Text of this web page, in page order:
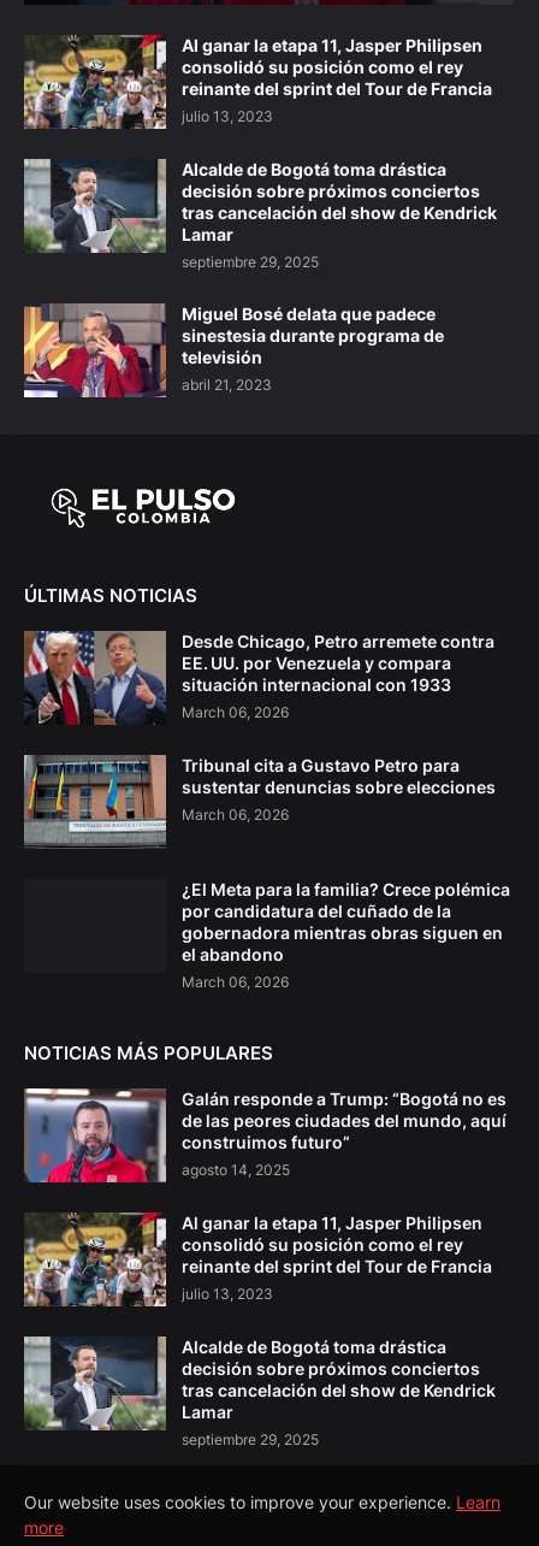
Al ganar la etapa 11, Jasper Philipsen
consolidó su posición como el rey
reinante del sprint del Tour de Francia
julio 13, 2023
Alcalde de Bogotá toma drástica
decisión sobre próximos conciertos
tras cancelación del show de Kendrick
Lamar
septiembre 29, 2025
Miguel Bosé delata que padece
sinestesia durante programa de
televisión
abril 21, 2023
ÚLTIMAS NOTICIAS
Desde Chicago, Petro arremete contra
EE. UU. por Venezuela y compara
situación internacional con 1933
March 06, 2026
Tribunal cita a Gustavo Petro para
sustentar denuncias sobre elecciones
March 06, 2026
¿El Meta para la familia? Crece polémica
por candidatura del cuñado de la
gobernadora mientras obras siguen en
el abandono
March 06, 2026
NOTICIAS MÁS POPULARES
Galán responde a Trump: “Bogotá no es
de las peores ciudades del mundo, aquí
construimos futuro”
agosto 14, 2025
Al ganar la etapa 11, Jasper Philipsen
consolidó su posición como el rey
reinante del sprint del Tour de Francia
julio 13, 2023
Alcalde de Bogotá toma drástica
decisión sobre próximos conciertos
tras cancelación del show de Kendrick
Lamar
septiembre 29, 2025
Our website uses cookies to improve your experience. Learn
more